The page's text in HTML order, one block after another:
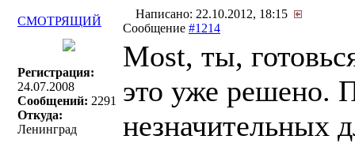
СМОТРЯЩИЙ
Написано: 22.10.2012, 18:15
Сообщение #1214
Регистрация:
24.07.2008
Сообщений: 2291
Откуда:
Ленинград
Most, ты,
это уже решено.
незначительных